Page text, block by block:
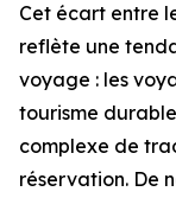
Cet écart entre
reflète une
voyage : les
tourisme
complexe de
réservation. De